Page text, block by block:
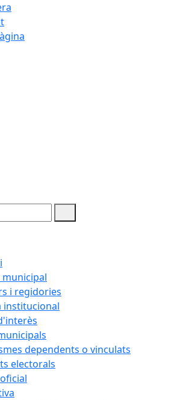
municipal
i regidories
institucional
dependents o vinculats
electorals